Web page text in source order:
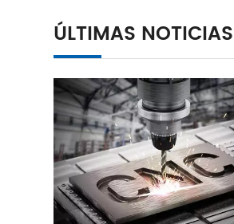
ÚLTIMAS NOTICIAS